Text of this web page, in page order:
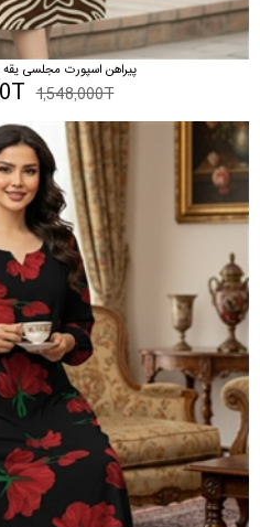
پیراهن اسپورت مجلسی
1,548,000T